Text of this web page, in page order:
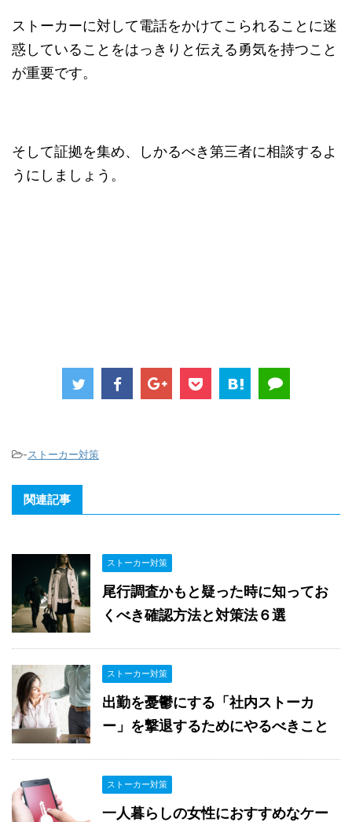
ストーカーに対して電話をかけてこられることに迷
惑していることをはっきりと伝える勇気を持つこと
が重要です。
そして証拠を集め、しかるべき第三者に相談するよ
うにしましょう。
-ストーカー対策
関連記事
ストーカー対策
尾行調査かもと疑った時に知ってお
くべき確認方法と対策法６選
ストーカー対策
出勤を憂鬱にする「社内ストーカ
ー」を撃退するためにやるべきこと
ストーカー対策
一人暮らしの女性におすすめなケー